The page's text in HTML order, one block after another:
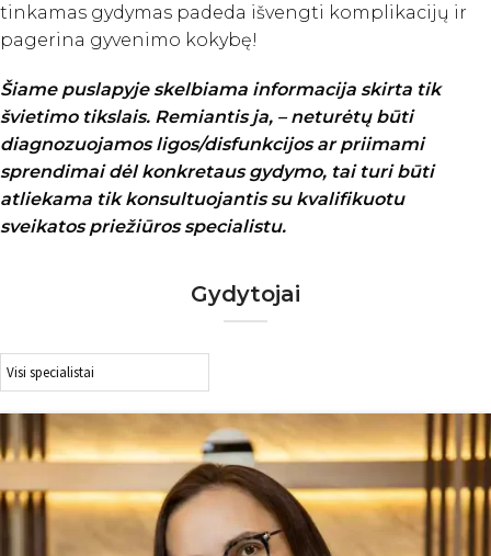
tinkamas gydymas padeda išvengti komplikacijų ir
pagerina gyvenimo kokybę!
Šiame puslapyje skelbiama informacija skirta tik
švietimo tikslais. Remiantis ja, – neturėtų būti
diagnozuojamos ligos/disfunkcijos ar priimami
sprendimai dėl konkretaus gydymo, tai turi būti
atliekama tik konsultuojantis su kvalifikuotu
sveikatos priežiūros specialistu.
Gydytojai